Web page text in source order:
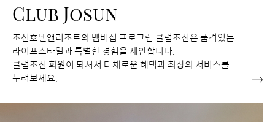
Club Josun
조선호텔앤리조트의 멤버십 프로그램 클럽조선은 품격있는
라이프스타일과 특별한 경험을 제안합니다.
클럽조선 회원이 되셔서 다채로운 혜택과 최상의 서비스를
누려보세요.